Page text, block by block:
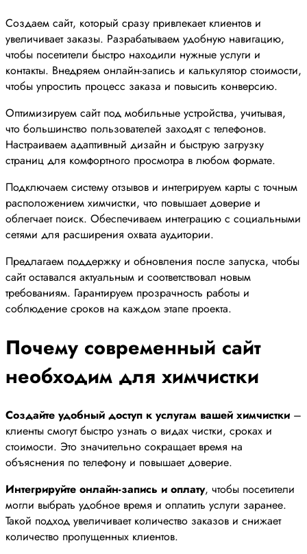
Создаем сайт, который сразу привлекает клиентов и
увеличивает заказы. Разрабатываем удобную навигацию,
чтобы посетители быстро находили нужные услуги и
контакты. Внедряем онлайн-запись и калькулятор стоимости,
чтобы упростить процесс заказа и повысить конверсию.
Оптимизируем сайт под мобильные устройства, учитывая,
что большинство пользователей заходят с телефонов.
Настраиваем адаптивный дизайн и быструю загрузку
страниц для комфортного просмотра в любом формате.
Подключаем систему отзывов и интегрируем карты с точным
расположением химчистки, что повышает доверие и
облегчает поиск. Обеспечиваем интеграцию с социальными
сетями для расширения охвата аудитории.
Предлагаем поддержку и обновления после запуска, чтобы
сайт оставался актуальным и соответствовал новым
требованиям. Гарантируем прозрачность работы и
соблюдение сроков на каждом этапе проекта.
Почему современный сайт
необходим для химчистки
Создайте удобный доступ к услугам вашей химчистки –
клиенты смогут быстро узнать о видах чистки, сроках и
стоимости. Это значительно сокращает время на
объяснения по телефону и повышает доверие.
Интегрируйте онлайн-запись и оплату, чтобы посетители
могли выбрать удобное время и оплатить услуги заранее.
Такой подход увеличивает количество заказов и снижает
количество пропущенных клиентов.